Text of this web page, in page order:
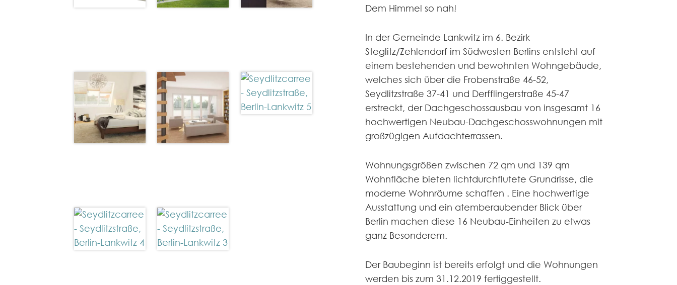
Dem Himmel so nah!
In der Gemeinde Lankwitz im 6. Bezirk
Steglitz/Zehlendorf im Südwesten Berlins entsteht auf
einem bestehenden und bewohnten Wohngebäude,
welches sich über die Frobenstraße 46-52,
Seydlitzstraße 37-41 und Derfflingerstraße 45-47
erstreckt, der Dachgeschossausbau von insgesamt 16
hochwertigen Neubau-Dachgeschosswohnungen mit
großzügigen Aufdachterrassen.
Wohnungsgrößen zwischen 72 qm und 139 qm
Wohnfläche bieten lichtdurchflutete Grundrisse, die
moderne Wohnräume schaffen . Eine hochwertige
Ausstattung und ein atemberaubender Blick über
Berlin machen diese 16 Neubau-Einheiten zu etwas
ganz Besonderem.
Der Baubeginn ist bereits erfolgt und die Wohnungen
werden bis zum 31.12.2019 fertiggestellt.